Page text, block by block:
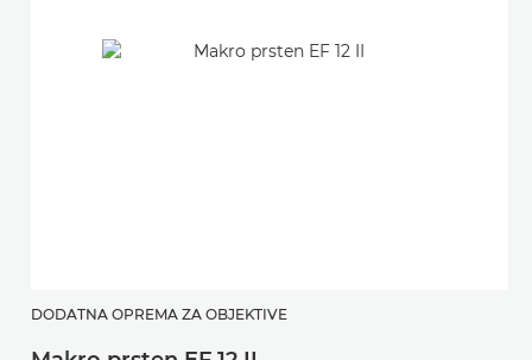
DODATNA OPREMA ZA OBJEKTIVE